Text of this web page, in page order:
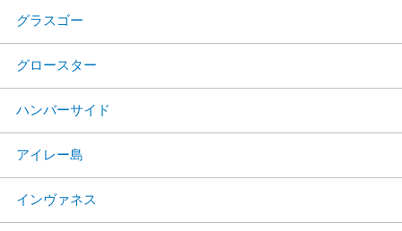
グラスゴー
グロースター
ハンバーサイド
アイレー島
インヴァネス